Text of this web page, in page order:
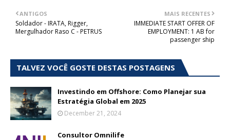
MAIS RECENTES
IMMEDIATE START OFFER OF
EMPLOYMENT: 1 AB for
passenger ship
ANTIGOS
Soldador - IRATA, Rigger,
Mergulhador Raso C - PETRUS
TALVEZ VOCÊ GOSTE DESTAS POSTAGENS
Investindo em Offshore: Como Planejar sua
Estratégia Global em 2025
December 21, 2024
Consultor Omnilife